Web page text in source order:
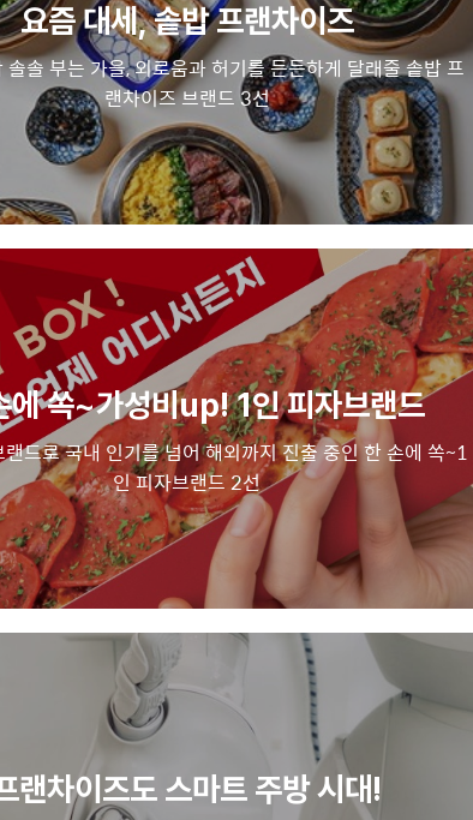
요즘 대세, 솥밥 프랜차이즈
솔솔 부는 가을, 외로움과 허기를 든든하게 달래줄 솥밥 프
랜차이즈 브랜드 3선
에 쏙~가성비up! 1인 피자브랜드
드로 국내 인기를 넘어 해외까지 진출 중인 한 손에 쏙~1
인 피자브랜드 2선
랜차이즈도 스마트 주방 시대!